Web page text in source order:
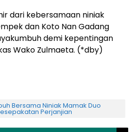
dari kebersamaan niniak
dan Koto Nan Gadang
demi kepentingan
Wako Zulmaeta. (*dby)
Bersama Niniak Mamak Duo
Perjanjian